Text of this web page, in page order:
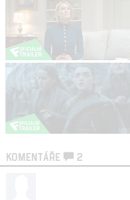
KOMENTÁŘE 2